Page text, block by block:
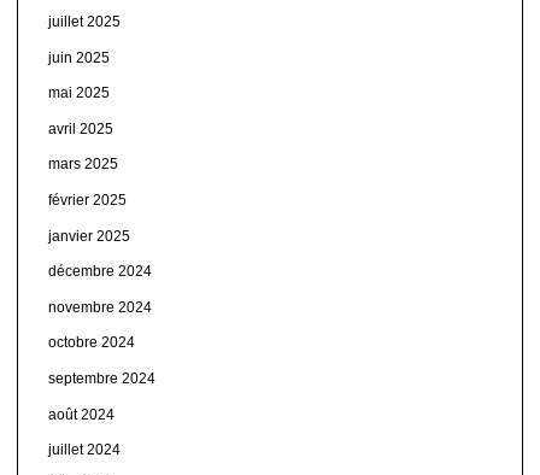
juillet 2025
juin 2025
mai 2025
avril 2025
mars 2025
février 2025
janvier 2025
décembre 2024
novembre 2024
octobre 2024
septembre 2024
août 2024
juillet 2024